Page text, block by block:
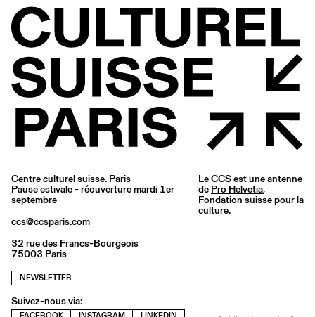
Centre culturel suisse. Paris
Pause estivale - réouverture mardi 1er
septembre
ccs@ccsparis.com
32 rue des Francs-Bourgeois
75003 Paris
NEWSLETTER
Suivez-nous via:
Le CCS est une antenne
de Pro Helvetia,
Fondation suisse pour la
culture.